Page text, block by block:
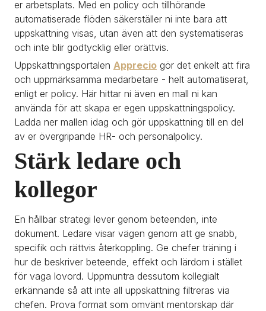
er arbetsplats. Med en policy och tillhörande
automatiserade flöden säkerställer ni inte bara att
uppskattning visas, utan även att den systematiseras
och inte blir godtycklig eller orättvis.
Uppskattningsportalen Apprecio gör det enkelt att fira
och uppmärksamma medarbetare - helt automatiserat,
enligt er policy. Här hittar ni även en mall ni kan
använda för att skapa er egen uppskattningspolicy.
Ladda ner mallen idag och gör uppskattning till en del
av er övergripande HR- och personalpolicy.
Stärk ledare och
kollegor
En hållbar strategi lever genom beteenden, inte
dokument. Ledare visar vägen genom att ge snabb,
specifik och rättvis återkoppling. Ge chefer träning i
hur de beskriver beteende, effekt och lärdom i stället
för vaga lovord. Uppmuntra dessutom kollegialt
erkännande så att inte all uppskattning filtreras via
chefen. Prova format som omvänt mentorskap där